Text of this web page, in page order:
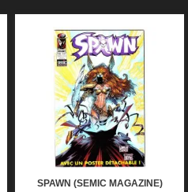
SPAWN (SEMIC MAGAZINE)